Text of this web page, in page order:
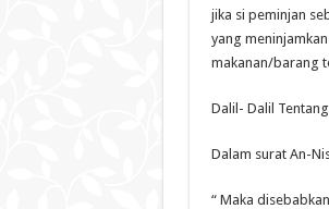
jika si peminjan
yang
makanan/barang
Dalil- Dalil
Dalam surat An-
“ Maka